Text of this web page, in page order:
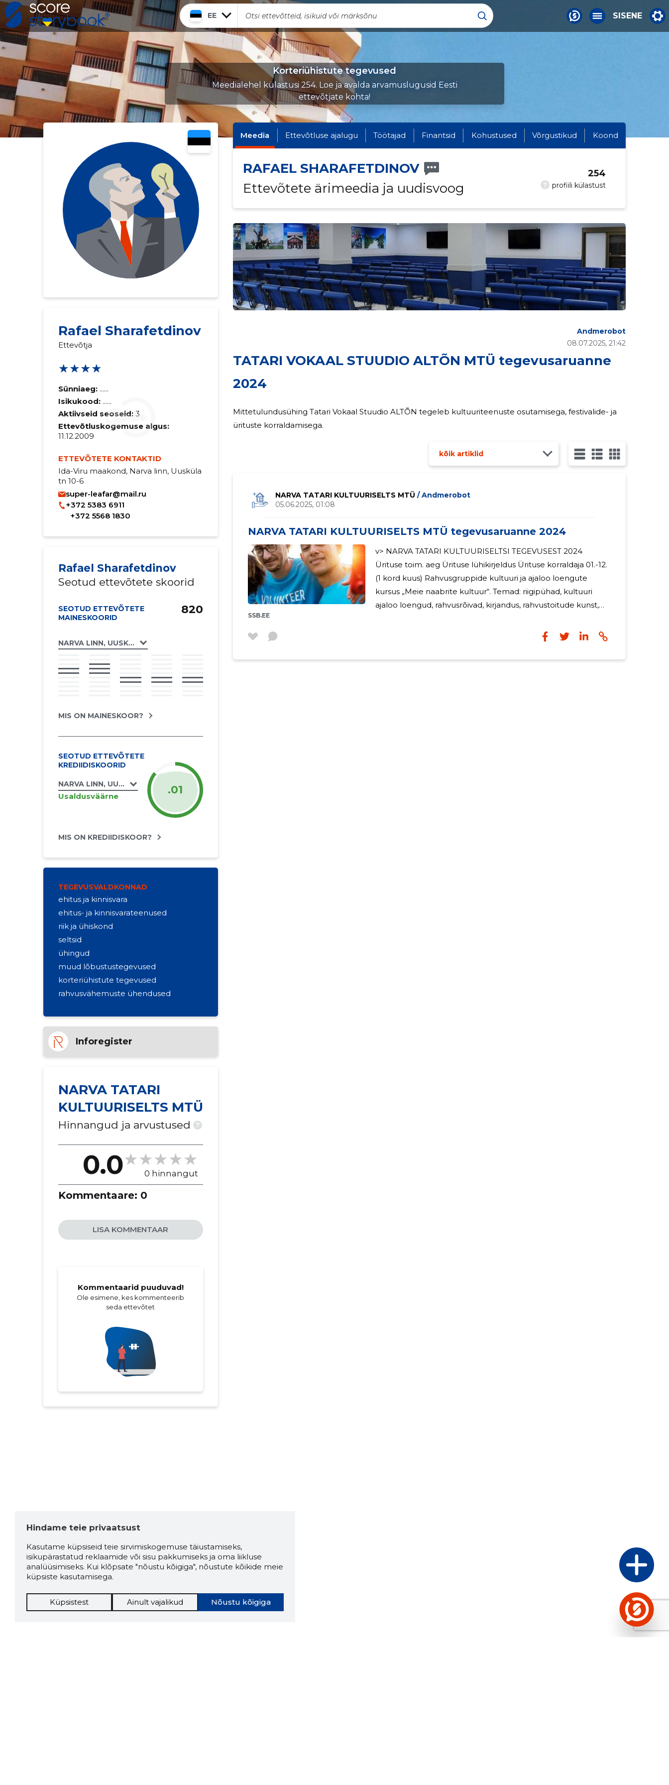
EE SISENE
Korteriühistute tegevused
Meedialehel külastusi 254. Loe ja avalda arvamuslugusid Eesti
ettevõtjate kohta!
Rafael Sharafetdinov
Ettevõtja
★★★★
Sünniaeg: ......
Isikukood: ......
Aktiivseid seoseid: 3
Ettevõtluskogemuse algus:
11.12.2009
ETTEVÕTETE KONTAKTID
Ida-Viru maakond, Narva linn, Uusküla
tn 10-6
super-leafar@mail.ru
+372 5383 6911
+372 5568 1830
Rafael Sharafetdinov
Seotud ettevõtete skoorid
SEOTUD ETTEVÕTETE
MAINESKOORID
NARVA LINN, UUSKÜLA TN 10, UUSKÜLA TN 10A KORTERIÜHISTU
820
MIS ON MAINESKOOR?
SEOTUD ETTEVÕTETE
KREDIIDISKOORID
NARVA LINN, UUSKÜLA TN 10, UUSKÜLA TN 10A KORTERIÜHISTU
Usaldusväärne .01
MIS ON KREDIIDISKOOR?
TEGEVUSVALDKONNAD
ehitus ja kinnisvara
ehitus- ja kinnisvarateenused
riik ja ühiskond
seltsid
ühingud
muud lõbustustegevused
korteriühistute tegevused
rahvusvähemuste ühendused
Inforegister
NARVA TATARI
KULTUURISELTS MTÜ
Hinnangud ja arvustused ?
0.0 0 hinnangut
Kommentaare: 0
LISA KOMMENTAAR
Kommentaarid puuduvad!
Ole esimene, kes kommenteerib
seda ettevõtet
Meedia Ettevõtluse ajalugu Töötajad Finantsid Kohustused Võrgustikud Koond
RAFAEL SHARAFETDINOV
Ettevõtete ärimeedia ja uudisvoog
? profiili külastust
254
TATARI VOKAAL STUUDIO ALTÕN MTÜ tegevusaruanne
2024
08.07.2025, 21:42
Andmerobot
Mittetulundusühing Tatari Vokaal Stuudio ALTÕN tegeleb kultuuriteenuste osutamisega, festivalide- ja
ürituste korraldamisega.
kõik artiklid
NARVA TATARI KULTUURISELTS MTÜ / Andmerobot
05.06.2025, 01:08
NARVA TATARI KULTUURISELTS MTÜ tegevusaruanne 2024
SSB.EE
v> NARVA TATARI KULTUURISELTSI TEGEVUSEST 2024
Ürituse toim. aeg Ürituse lühikirjeldus Ürituse korraldaja 01.-12.
(1 kord kuus) Rahvusgruppide kultuuri ja ajaloo loengute
kursus „Meie naabrite kultuur“. Temad: riigipühad, kultuuri
ajaloo loengud, rahvusrõivad, kirjandus, rahvustoitude kunst,
Kultuuriselts 17.02. Kursus „Tatari riigipühade ja Tatari ajalukku
Hindame teie privaatsust
Kasutame küpsiseid teie sirvimiskogemuse täiustamiseks,
isikupärastatud reklaamide või sisu pakkumiseks ja oma liikluse
analüüsimiseks. Kui klõpsate "nõustu kõigiga", nõustute kõikide meie
küpsiste kasutamisega.
Nõustu kõigiga
Küpsistest Ainult vajalikud